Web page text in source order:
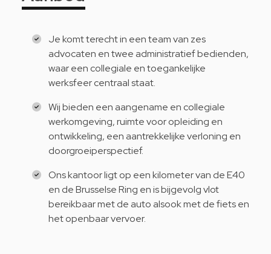
Je komt terecht in een team van zes
advocaten en twee administratief bedienden,
waar een collegiale en toegankelijke
werksfeer centraal staat.
Wij bieden een aangename en collegiale
werkomgeving, ruimte voor opleiding en
ontwikkeling, een aantrekkelijke verloning en
doorgroeiperspectief.
Ons kantoor ligt op een kilometer van de E40
en de Brusselse Ring en is bijgevolg vlot
bereikbaar met de auto alsook met de fiets en
het openbaar vervoer.